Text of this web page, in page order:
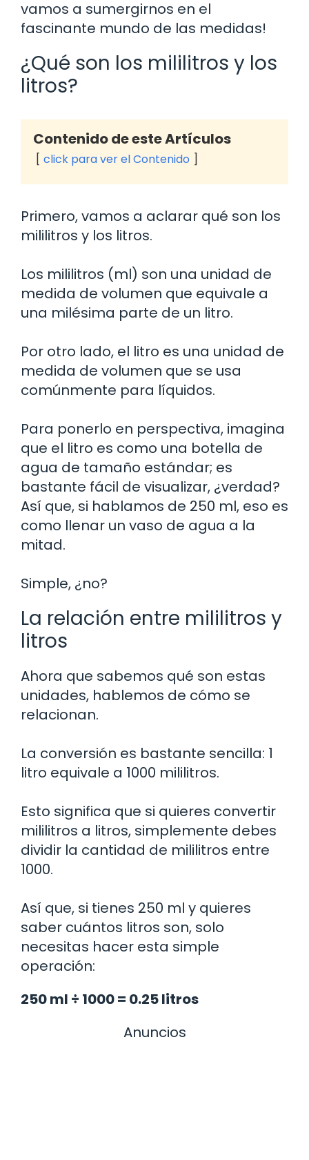
vamos a sumergirnos en el
fascinante mundo de las medidas!
¿Qué son los mililitros y los
litros?
Contenido de este Artículos
click para ver el Contenido
Primero, vamos a aclarar qué son los
mililitros y los litros.
Los mililitros (ml) son una unidad de
medida de volumen que equivale a
una milésima parte de un litro.
Por otro lado, el litro es una unidad de
medida de volumen que se usa
comúnmente para líquidos.
Para ponerlo en perspectiva, imagina
que el litro es como una botella de
agua de tamaño estándar; es
bastante fácil de visualizar, ¿verdad?
Así que, si hablamos de 250 ml, eso es
como llenar un vaso de agua a la
mitad.
Simple, ¿no?
La relación entre mililitros y
litros
Ahora que sabemos qué son estas
unidades, hablemos de cómo se
relacionan.
La conversión es bastante sencilla: 1
litro equivale a 1000 mililitros.
Esto significa que si quieres convertir
mililitros a litros, simplemente debes
dividir la cantidad de mililitros entre
1000.
Así que, si tienes 250 ml y quieres
saber cuántos litros son, solo
necesitas hacer esta simple
operación:
250 ml ÷ 1000 = 0.25 litros
Anuncios